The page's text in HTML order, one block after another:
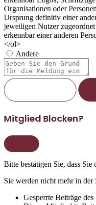
Organisationen oder
Ursprung definitiv einer
jeweiligen Nutzer
erkennbar einer anderen
</ol>
Andere
Berichtsnotiz
Mitglied Blocken?
Bitte bestätigen Sie, dass
Sie werden nicht mehr in der
Gesperrte Beiträge